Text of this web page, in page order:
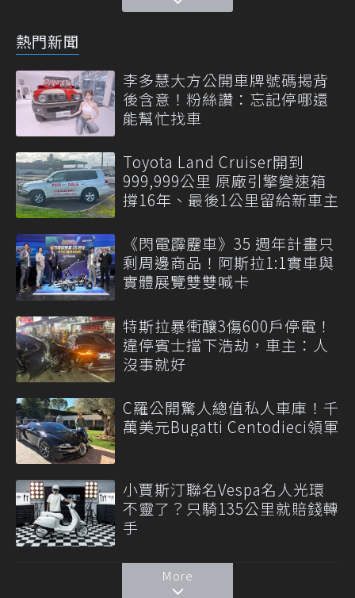
熱門新聞
李多慧大方公開車牌號碼揭背
後含意！粉絲讚：忘記停哪還
能幫忙找車
Toyota Land Cruiser開到
999,999公里 原廠引擎變速箱
撐16年、最後1公里留給新車主
《閃電霹靂車》35 週年計畫只
剩周邊商品！阿斯拉1:1實車與
實體展覽雙雙喊卡
特斯拉暴衝釀3傷600戶停電！
違停賓士擋下浩劫，車主：人
沒事就好
C羅公開驚人總值私人車庫！千
萬美元Bugatti Centodieci領軍
小賈斯汀聯名Vespa名人光環
不靈了？只騎135公里就賠錢轉
手
More